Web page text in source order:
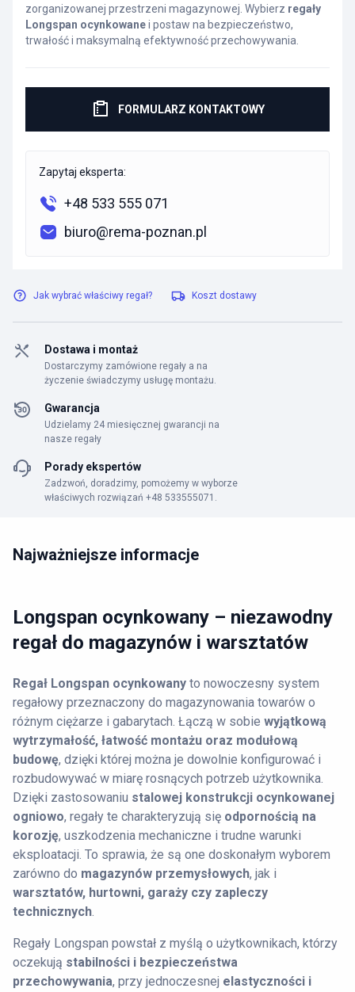
zorganizowanej przestrzeni magazynowej. Wybierz regały
Longspan ocynkowanei postaw na bezpieczeństwo,
trwałość i maksymalną efektywność przechowywania.
FORMULARZ KONTAKTOWY
Zapytaj eksperta:
+48 533 555 071
biuro@rema-poznan.pl
Jak wybrać właściwy regał? Koszt dostawy
Dostawa i montaż
Dostarczymy zamówione regały a na
życzenie świadczymy usługę montażu.
Gwarancja
Udzielamy 24 miesięcznej gwarancji na
nasze regały
Porady ekspertów
Zadzwoń, doradzimy, pomożemy w wyborze
właściwych rozwiązań +48 533555071.
Najważniejsze informacje
Longspan ocynkowany – niezawodny
regał do magazynów i warsztatów
Regał Longspan ocynkowany to nowoczesny system
regałowy przeznaczony do magazynowania towarów o
różnym ciężarze i gabarytach. Łączą w sobie wyjątkową
wytrzymałość, łatwość montażu oraz modułową
budowę, dzięki której można je dowolnie konfigurować i
rozbudowywać w miarę rosnących potrzeb użytkownika.
Dzięki zastosowaniu stalowej konstrukcji ocynkowanej
ogniowo, regały te charakteryzują się odpornością na
korozję, uszkodzenia mechaniczne i trudne warunki
eksploatacji. To sprawia, że są one doskonałym wyborem
zarówno do magazynów przemysłowych, jak i
warsztatów, hurtowni, garaży czy zapleczy
technicznych.
Regały Longspan powstał z myślą o użytkownikach, którzy
oczekują stabilności i bezpieczeństwa
przechowywania, przy jednoczesnej elastyczności i